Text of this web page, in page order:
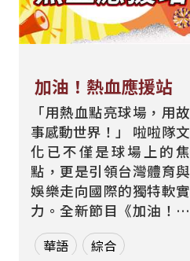
加油！熱血應援站
「用熱血點亮球場，用故
事感動世界！」 啦啦隊文
化已不僅是球場上的焦
點，更是引領台灣體育與
娛樂走向國際的獨特軟實
力。全新節目《加油！熱
血應援站》，由香港藝人
張啟樂與影視運動產業專
華語 綜合